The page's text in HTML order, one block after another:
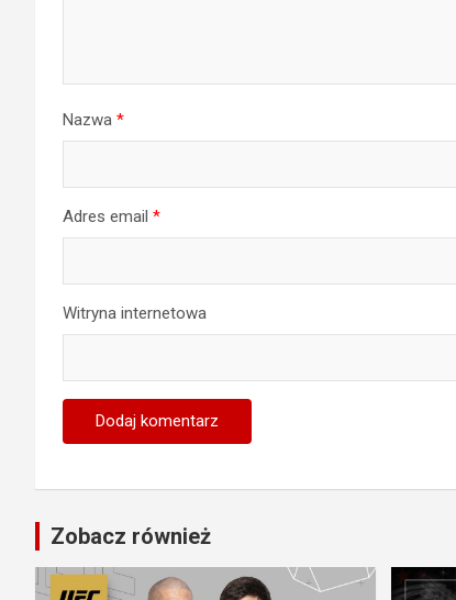
Nazwa *
Adres email *
Witryna internetowa
Zobacz również